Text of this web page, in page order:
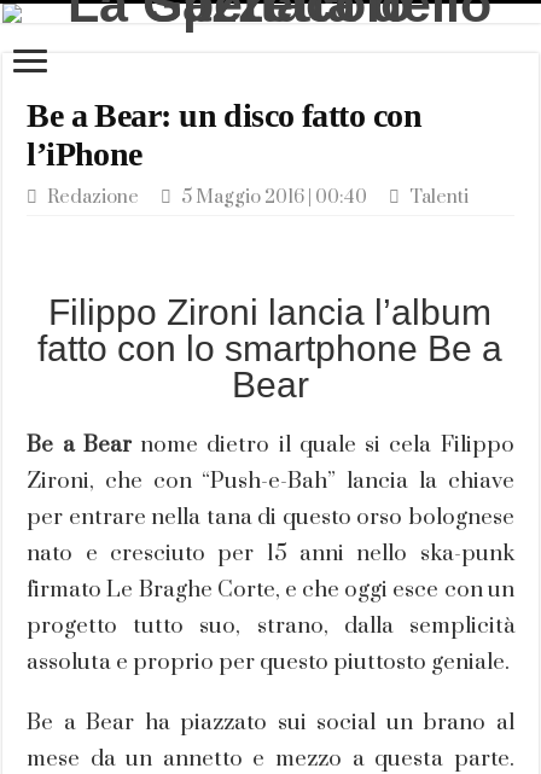
Be a Bear: un disco fatto con
l’iPhone
Redazione 5 Maggio 2016 | 00:40 Talenti
Filippo Zironi lancia l’album
fatto con lo smartphone Be a
Bear
Be a Bearnome dietro il quale si cela Filippo
Zironi, che con “Push-e-Bah” lancia la chiave
per entrare nella tana di questo orso bolognese
nato e cresciuto per 15 anni nello ska-punk
firmato Le Braghe Corte, e che oggi esce con un
progetto tutto suo, strano, dalla semplicità
assoluta e proprio per questo piuttosto geniale.
Be a Bear ha piazzato sui social un brano al
mese da un annetto e mezzo a questa parte.